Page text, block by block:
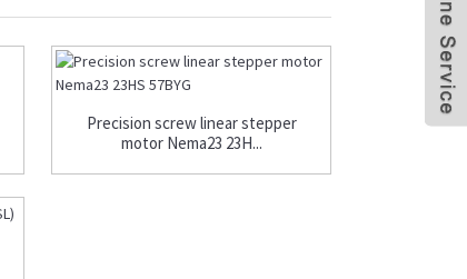
Precision screw linear stepper
motor Nema23 23H...